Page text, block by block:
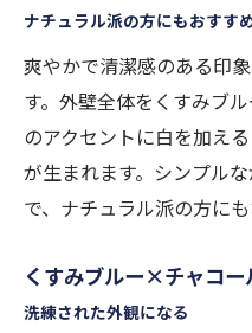
ナチュラル派の方にもおすす
爽やかで清潔感のある印
す。外壁全体をくすみブ
のアクセントに白を加え
が生まれます。シンプル
で、ナチュラル派の方にも
くすみブルー×チャコー
洗練された外観になる